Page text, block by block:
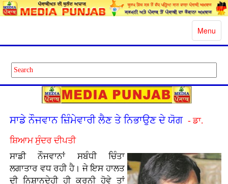
Toggle
Menu
ਸਾਡੇ ਨੌਜਵਾਨ ਜ਼ਿੰਮੇਵਾਰੀ ਲੈਣ ਤੇ ਨਿਭਾਉਣ ਦੇ ਯੋਗ - ਡਾ.
ਸ਼ਿਆਮ ਸੁੰਦਰ ਦੀਪਤੀ
ਸਾਡੀ ਨੌਜਵਾਨਾਂ ਸਬੰਧੀ ਚਿੰਤਾ
ਲਗਾਤਾਰ ਵਧ ਰਹੀ ਹੈ। ਜੇ ਇਸ ਹਾਲਤ
ਦੀ ਨਿਸ਼ਾਨਦੇਹੀ ਹੀ ਕਰਨੀ ਹੋਵੇ ਤਾਂ